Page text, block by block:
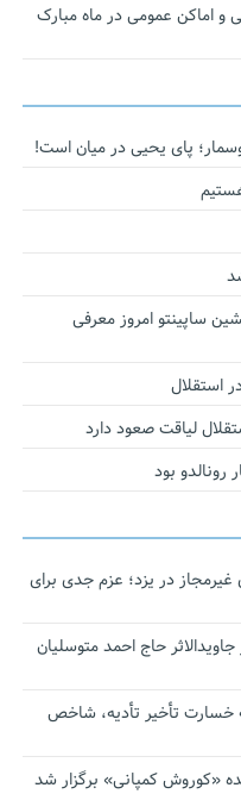
و اماکن عمومی در ماه مبارک
پای یحیی در میان است!
ساپینتو امروز معرفی
استقلال
لیاقت صعود دارد
بود
در یزد؛ عزم جدی برای
حاج احمد متوسلیان
خسارت تأخیر تأدیه، شاخص
«کوروش کمپانی» برگزار شد